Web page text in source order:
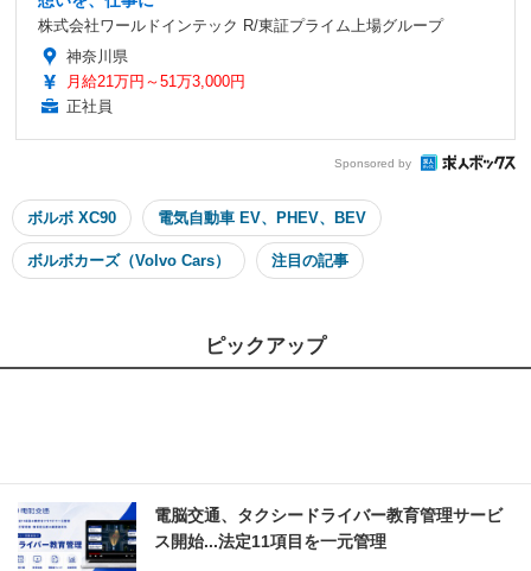
株式会社ワールドインテック R/東証プライム上場グループ
神奈川県
月給21万円～51万3,000円
正社員
Sponsored by
ボルボ XC90 電気自動車 EV、PHEV、BEV
ボルボカーズ（Volvo Cars） 注目の記事
ピックアップ
電脳交通、タクシードライバー教育管理サービ
ス開始...法定11項目を一元管理